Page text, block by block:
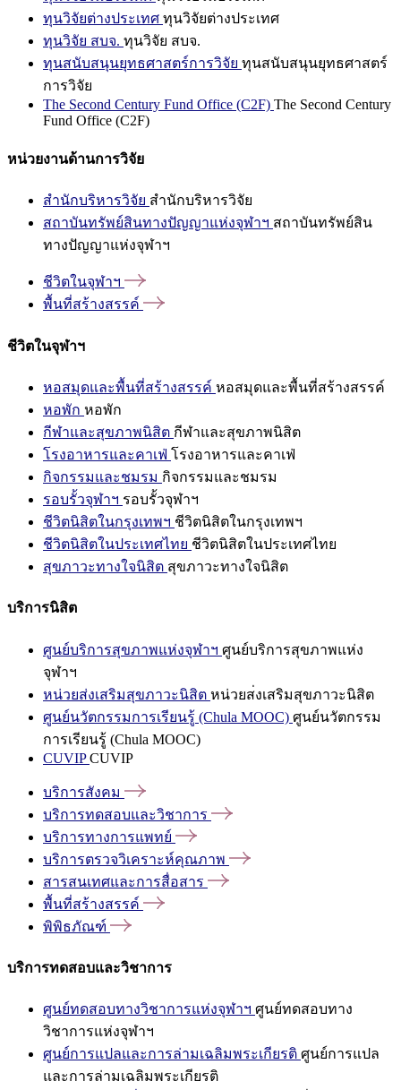
ทุนวิจัยต่างประเทศ ทุนวิจัยต่างประเทศ
ทุนวิจัย สบจ. ทุนวิจัย สบจ.
ทุนสนับสนุนยุทธศาสตร์การวิจัย ทุนสนับสนุนยุทธศาสตร์
การวิจัย
The Second Century Fund Office (C2F) The Second Century
Fund Office (C2F)
หน่วยงานด้านการวิจัย
สำนักบริหารวิจัย สำนักบริหารวิจัย
สถาบันทรัพย์สินทางปัญญาแห่งจุฬาฯ สถาบันทรัพย์สิน
ทางปัญญาแห่งจุฬาฯ
ชีวิตในจุฬาฯ
พื้นที่สร้างสรรค์
ชีวิตในจุฬาฯ
หอสมุดและพื้นที่สร้างสรรค์ หอสมุดและพื้นที่สร้างสรรค์
หอพัก หอพัก
กีฬาและสุขภาพนิสิต กีฬาและสุขภาพนิสิต
โรงอาหารและคาเฟ่ โรงอาหารและคาเฟ่
กิจกรรมและชมรม กิจกรรมและชมรม
รอบรั้วจุฬาฯ รอบรั้วจุฬาฯ
ชีวิตนิสิตในกรุงเทพฯ ชีวิตนิสิตในกรุงเทพฯ
ชีวิตนิสิตในประเทศไทย ชีวิตนิสิตในประเทศไทย
สุขภาวะทางใจนิสิต สุขภาวะทางใจนิสิต
บริการนิสิต
ศูนย์บริการสุขภาพแห่งจุฬาฯ ศูนย์บริการสุขภาพแห่ง
จุฬาฯ
หน่วยส่งเสริมสุขภาวะนิสิต หน่วยส่งเสริมสุขภาวะนิสิต
ศูนย์นวัตกรรมการเรียนรู้ (Chula MOOC) ศูนย์นวัตกรรม
การเรียนรู้ (Chula MOOC)
CUVIPCUVIP
บริการสังคม
บริการทดสอบและวิชาการ
บริการทางการแพทย์
บริการตรวจวิเคราะห์คุณภาพ
สารสนเทศและการสื่อสาร
พื้นที่สร้างสรรค์
พิพิธภัณฑ์
บริการทดสอบและวิชาการ
ศูนย์ทดสอบทางวิชาการแห่งจุฬาฯ ศูนย์ทดสอบทาง
วิชาการแห่งจุฬาฯ
ศูนย์การแปลและการล่ามเฉลิมพระเกียรติ ศูนย์การแปล
และการล่ามเฉลิมพระเกียรติ